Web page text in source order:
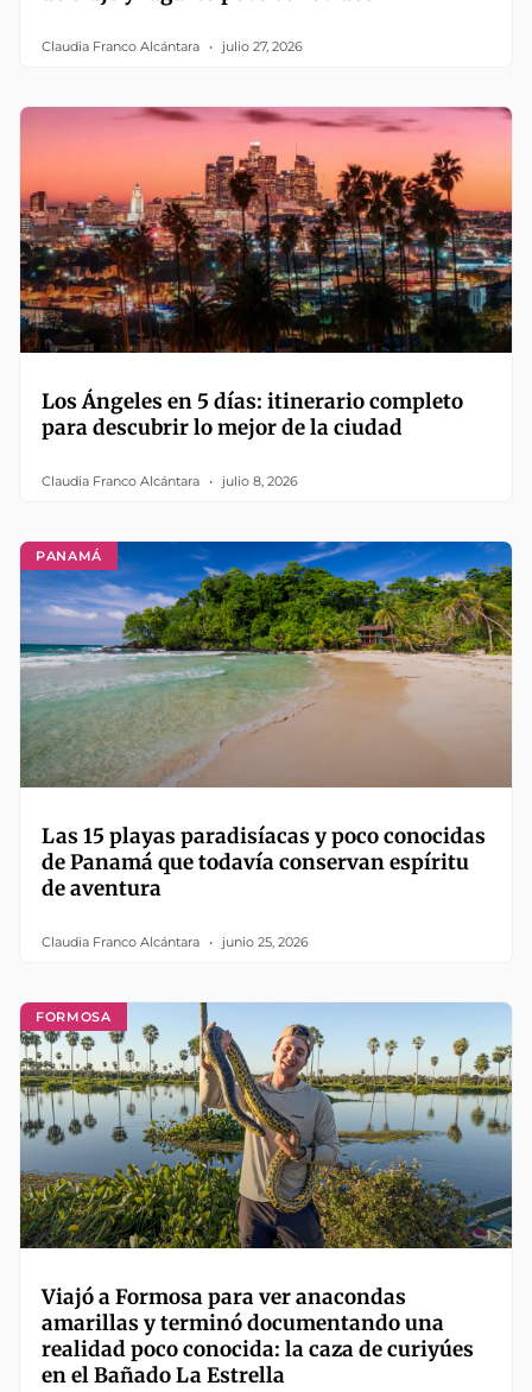
Claudia Franco Alcántara julio 27, 2026
Los Ángeles en 5 días: itinerario completo
para descubrir lo mejor de la ciudad
Claudia Franco Alcántara julio 8, 2026
PANAMÁ
Las 15 playas paradisíacas y poco conocidas
de Panamá que todavía conservan espíritu
de aventura
Claudia Franco Alcántara junio 25, 2026
FORMOSA
Viajó a Formosa para ver anacondas
amarillas y terminó documentando una
realidad poco conocida: la caza de curiyúes
en el Bañado La Estrella